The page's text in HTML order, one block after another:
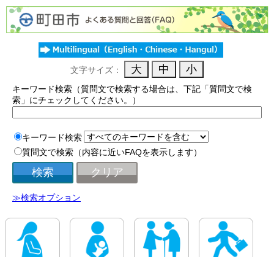
文字サイズ：
キーワード検索（質問文で検索する場合は、下記「質問文で検
索」にチェックしてください。）
キーワード検索
質問文で検索（内容に近いFAQを表示します）
≫検索オプション